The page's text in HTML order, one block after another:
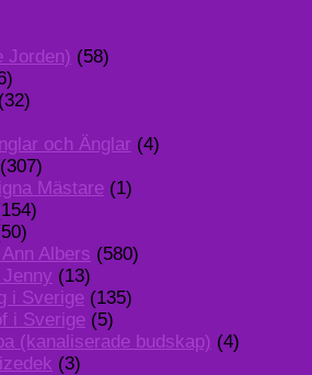
Jorden) (58)
(32)
och Änglar (4)
(307)
Mästare (1)
Albers (580)
(13)
i Sverige (135)
i Sverige (5)
(kanaliserade budskap) (4)
(3)